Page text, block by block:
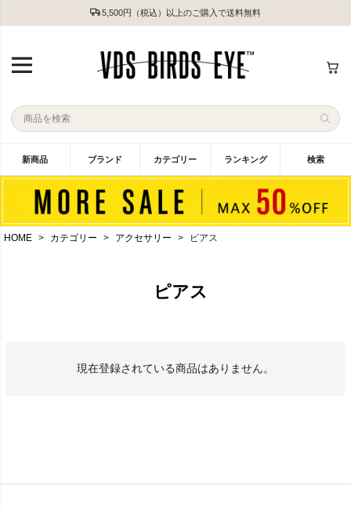
5,500円（税込）以上のご購入で送料無料
新商品 ブランド カテゴリー ランキング 検索
HOME カテゴリー アクセサリー ピアス
ピアス
現在登録されている商品はありません。